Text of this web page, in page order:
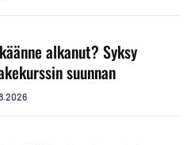
alkanut? Syksy
suunnan